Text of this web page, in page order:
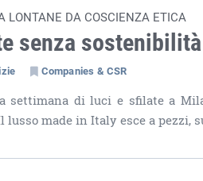
LONTANE DA COSCIENZA ETICA
senza sostenibilità
Companies & CSR
settimana di luci e sfilate a
made in Italy esce a pezzi,